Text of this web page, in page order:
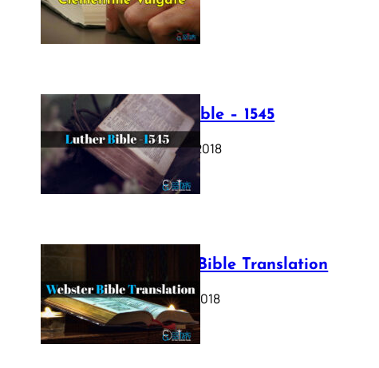
July 12, 2025
Luther Bible – 1545
October 17, 2018
Webster Bible Translation
October 11, 2018